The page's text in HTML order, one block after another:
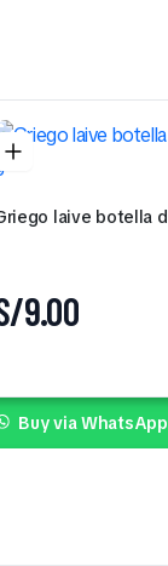
laive botella
9.00
Buy via WhatsApp